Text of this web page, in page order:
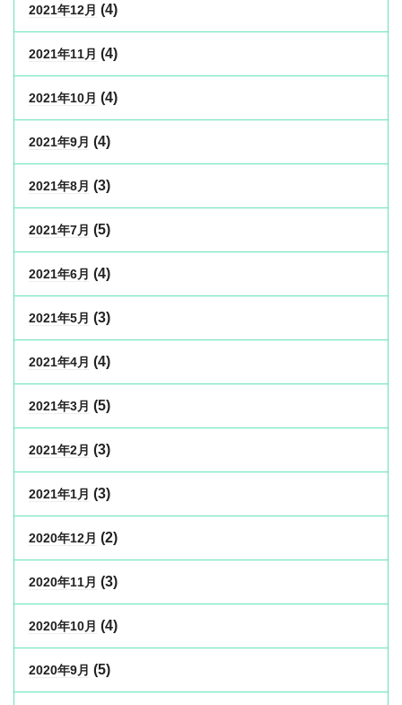
2021年12月 (4)
2021年11月 (4)
2021年10月 (4)
2021年9月 (4)
2021年8月 (3)
2021年7月 (5)
2021年6月 (4)
2021年5月 (3)
2021年4月 (4)
2021年3月 (5)
2021年2月 (3)
2021年1月 (3)
2020年12月 (2)
2020年11月 (3)
2020年10月 (4)
2020年9月 (5)